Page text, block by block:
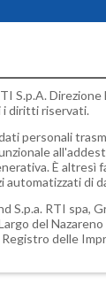
S.p.A. Direzione
i diritti riservati.
personali
È altresì
automatizzati di
S.p.a. RTI spa,
del Nazareno
delle